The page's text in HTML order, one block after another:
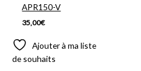
APR150-V
35,00€
Ajouter à ma liste
de souhaits